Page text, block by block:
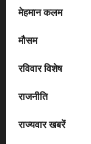
मेहमान कलम
मौसम
रविवार विशेष
राजनीति
राज्यवार खबरें